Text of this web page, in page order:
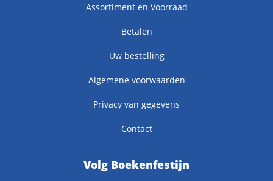
Assortiment en Voorraad
Betalen
Uw bestelling
Algemene voorwaarden
Privacy van gegevens
Contact
Volg Boekenfestijn